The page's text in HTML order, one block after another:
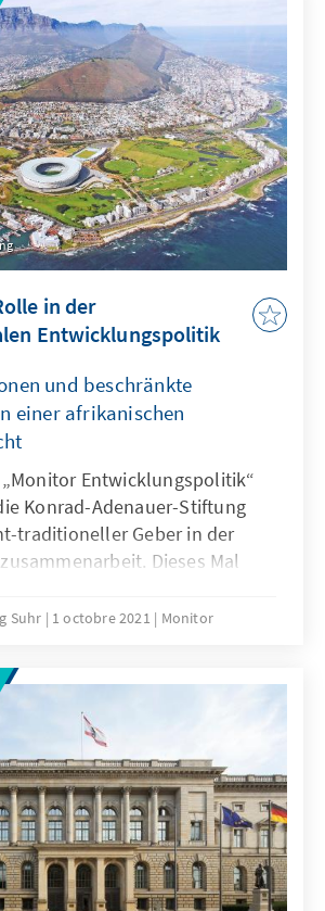
verschiedener
von Rechten für
die Ermittlungsbehörden.
in der
Entwicklungspolitik
und beschränkte
einer afrikanischen
Entwicklungspolitik“
Konrad-Adenauer-Stiftung
traditioneller Geber in der
Dieses Mal
Möglichkeiten nicht als
auf multilateraler Ebene
im Sinne seiner
Suhr 1 octobre 2021 Monitor